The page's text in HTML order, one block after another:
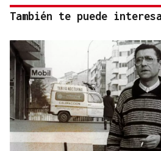
También te puede